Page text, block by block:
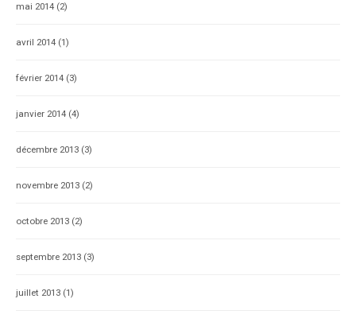
mai 2014 (2)
avril 2014 (1)
février 2014 (3)
janvier 2014 (4)
décembre 2013 (3)
novembre 2013 (2)
octobre 2013 (2)
septembre 2013 (3)
juillet 2013 (1)